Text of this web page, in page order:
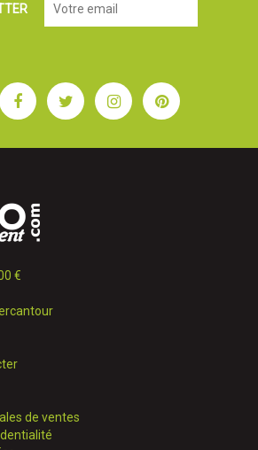
FacebookTwitterInstagramPinterest
€
de ventes